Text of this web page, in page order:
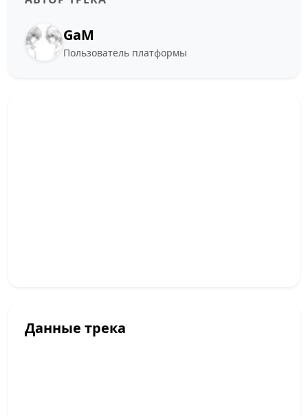
GaM
Пользователь платформы
Данные трека